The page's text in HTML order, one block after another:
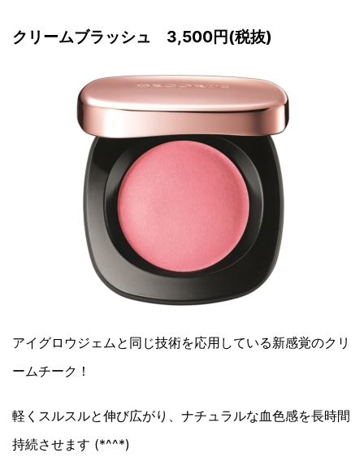
クリームブラッシュ 3,500円(税抜)
アイグロウジェムと同じ技術を応用している新感覚のクリ
ームチーク！
軽くスルスルと伸び広がり、ナチュラルな血色感を長時間
持続させます (*^^*)